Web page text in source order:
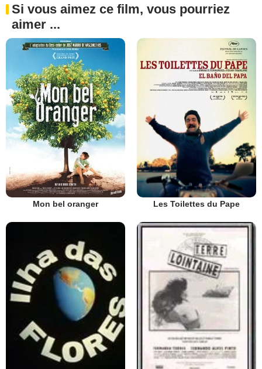
Si vous aimez ce film, vous pourriez
aimer ...
Mon bel oranger Les Toilettes du Pape